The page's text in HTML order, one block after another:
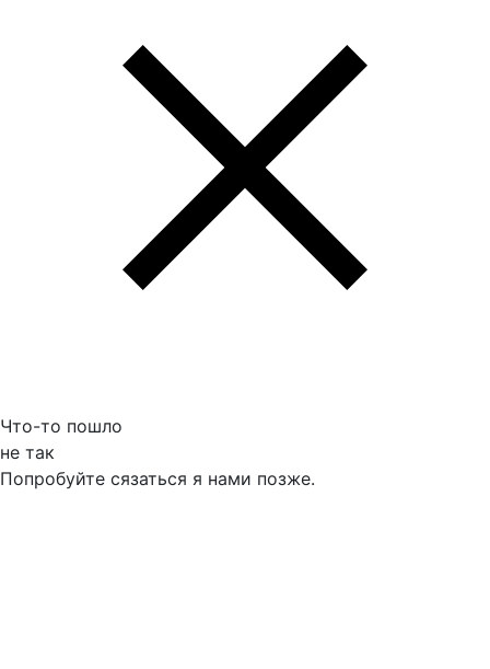
Что-то пошло
не так
Попробуйте сязаться я нами позже.